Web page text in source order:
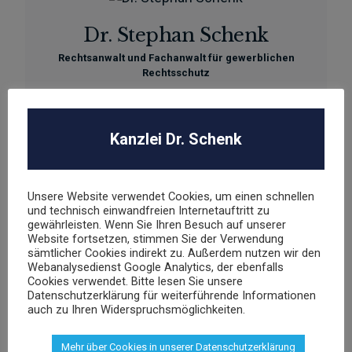
Dr. Stephan Schenk
Rechtsanwalt und Fachanwalt für gewerblichen
Rechtsschutz
Agnieszka Schenk
Rechtsanwältin
TEL 0421 566 38 780
Kanzlei Dr. Schenk
Unsere Website verwendet Cookies, um einen schnellen
und technisch einwandfreien Internetauftritt zu
gewährleisten. Wenn Sie Ihren Besuch auf unserer
Website fortsetzen, stimmen Sie der Verwendung
sämtlicher Cookies indirekt zu. Außerdem nutzen wir den
Webanalysedienst Google Analytics, der ebenfalls
Cookies verwendet. Bitte lesen Sie unsere
Datenschutzerklärung für weiterführende Informationen
auch zu Ihren Widerspruchsmöglichkeiten.
Mehr über Cookies in unserer Datenschutzerklärung